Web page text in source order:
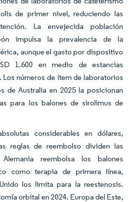
de primer nivel, reduciendo las
La envejecida población
impulsa la prevalencia de la
aunque el gasto por dispositivo
1.600 en medio de estancias
números de ítem de laboratorios
de Australia en 2025 la posicionan
para los balones de sirolimus de
considerables en dólares,
reglas de reembolso dividen las
reembolsa los balones
como terapia de primera línea,
los limita para la reestenosis.
orbital en 2024. Europa del Este,